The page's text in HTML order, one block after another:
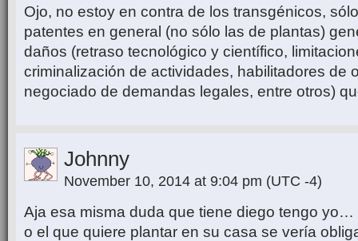
Ojo, no estoy en contra de los transgénicos,
patentes en general (no sólo las de plantas)
daños (retraso tecnológico y científico,
criminalización de actividades, habilitadores de
negociado de demandas legales, entre otros)
Johnny
November 10, 2014 at 9:04 pm (UTC -4)
Aja esa misma duda que tiene diego tengo yo…
o el que quiere plantar en su casa se vería